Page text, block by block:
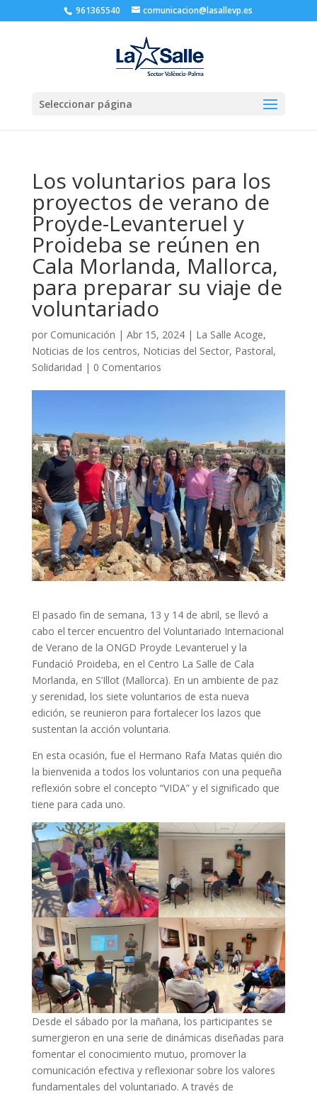
961365540 comunicacion@lasallevp.es
Seleccionar página
Los voluntarios para los
proyectos de verano de
Proyde-Levanteruel y
Proideba se reúnen en
Cala Morlanda, Mallorca,
para preparar su viaje de
voluntariado
por Comunicación | Abr 15, 2024| La Salle Acoge,
Noticias de los centros, Noticias del Sector, Pastoral,
Solidaridad | 0 Comentarios
El pasado fin de semana, 13 y 14 de abril, se llevó a
cabo el tercer encuentro del Voluntariado Internacional
de Verano de la ONGD Proyde Levanteruel y la
Fundació Proideba, en el Centro La Salle de Cala
Morlanda, en S’Illot (Mallorca). En un ambiente de paz
y serenidad, los siete voluntarios de esta nueva
edición, se reunieron para fortalecer los lazos que
sustentan la acción voluntaria.
En esta ocasión, fue el Hermano Rafa Matas quién dio
la bienvenida a todos los voluntarios con una pequeña
reflexión sobre el concepto “VIDA” y el significado que
tiene para cada uno.
Desde el sábado por la mañana, los participantes se
sumergieron en una serie de dinámicas diseñadas para
fomentar el conocimiento mutuo, promover la
comunicación efectiva y reflexionar sobre los valores
fundamentales del voluntariado. A través de